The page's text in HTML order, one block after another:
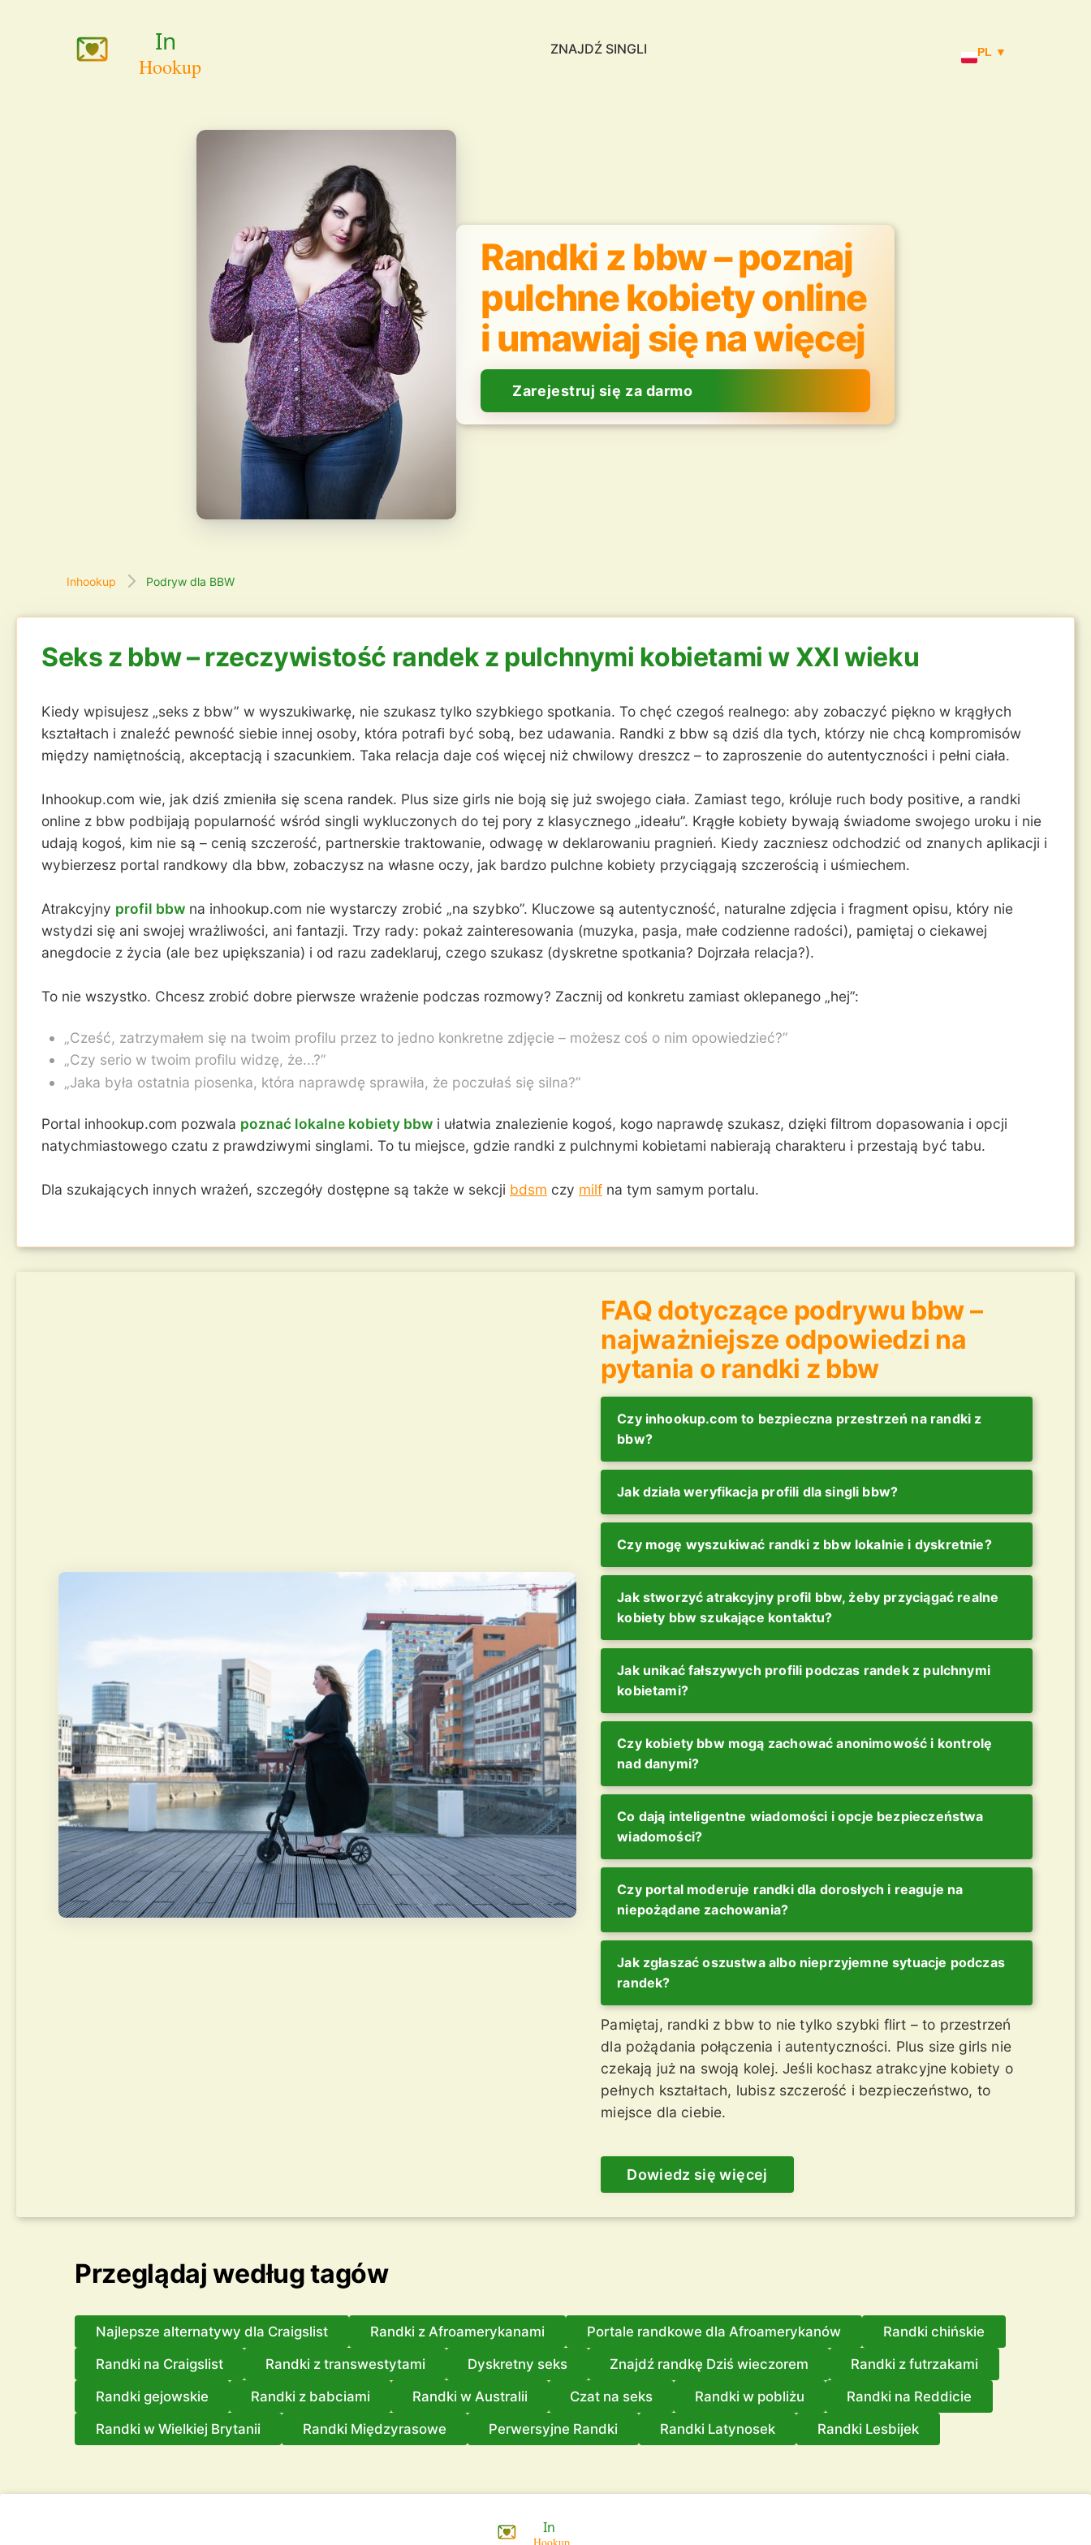
ZNAJDŹ SINGLI PL ▼
Randki z bbw – poznaj
pulchne kobiety online
i umawiaj się na więcej
Zarejestruj się za darmo
Inhookup Podryw dla BBW
Seks z bbw – rzeczywistość randek z pulchnymi kobietami w XXI wieku
Kiedy wpisujesz „seks z bbw” w wyszukiwarkę, nie szukasz tylko szybkiego spotkania. To chęć czegoś realnego: aby zobaczyć piękno w krągłych
kształtach i znaleźć pewność siebie innej osoby, która potrafi być sobą, bez udawania. Randki z bbw są dziś dla tych, którzy nie chcą kompromisów
między namiętnością, akceptacją i szacunkiem. Taka relacja daje coś więcej niż chwilowy dreszcz – to zaproszenie do autentyczności i pełni ciała.
Inhookup.com wie, jak dziś zmieniła się scena randek. Plus size girls nie boją się już swojego ciała. Zamiast tego, króluje ruch body positive, a randki
online z bbw podbijają popularność wśród singli wykluczonych do tej pory z klasycznego „ideału”. Krągłe kobiety bywają świadome swojego uroku i nie
udają kogoś, kim nie są – cenią szczerość, partnerskie traktowanie, odwagę w deklarowaniu pragnień. Kiedy zaczniesz odchodzić od znanych aplikacji i
wybierzesz portal randkowy dla bbw, zobaczysz na własne oczy, jak bardzo pulchne kobiety przyciągają szczerością i uśmiechem.
Atrakcyjny profil bbw na inhookup.com nie wystarczy zrobić „na szybko”. Kluczowe są autentyczność, naturalne zdjęcia i fragment opisu, który nie
wstydzi się ani swojej wrażliwości, ani fantazji. Trzy rady: pokaż zainteresowania (muzyka, pasja, małe codzienne radości), pamiętaj o ciekawej
anegdocie z życia (ale bez upiększania) i od razu zadeklaruj, czego szukasz (dyskretne spotkania? Dojrzała relacja?).
To nie wszystko. Chcesz zrobić dobre pierwsze wrażenie podczas rozmowy? Zacznij od konkretu zamiast oklepanego „hej”:
„Cześć, zatrzymałem się na twoim profilu przez to jedno konkretne zdjęcie – możesz coś o nim opowiedzieć?”
„Czy serio w twoim profilu widzę, że...?”
„Jaka była ostatnia piosenka, która naprawdę sprawiła, że poczułaś się silna?”
Portal inhookup.com pozwala poznać lokalne kobiety bbw i ułatwia znalezienie kogoś, kogo naprawdę szukasz, dzięki filtrom dopasowania i opcji
natychmiastowego czatu z prawdziwymi singlami. To tu miejsce, gdzie randki z pulchnymi kobietami nabierają charakteru i przestają być tabu.
Dla szukających innych wrażeń, szczegóły dostępne są także w sekcji bdsm czy milf na tym samym portalu.
FAQ dotyczące podrywu bbw –
najważniejsze odpowiedzi na
pytania o randki z bbw
Czy inhookup.com to bezpieczna przestrzeń na randki z
bbw?
Jak działa weryfikacja profili dla singli bbw?
Czy mogę wyszukiwać randki z bbw lokalnie i dyskretnie?
Jak stworzyć atrakcyjny profil bbw, żeby przyciągać realne
kobiety bbw szukające kontaktu?
Jak unikać fałszywych profili podczas randek z pulchnymi
kobietami?
Czy kobiety bbw mogą zachować anonimowość i kontrolę
nad danymi?
Co dają inteligentne wiadomości i opcje bezpieczeństwa
wiadomości?
Czy portal moderuje randki dla dorosłych i reaguje na
niepożądane zachowania?
Jak zgłaszać oszustwa albo nieprzyjemne sytuacje podczas
randek?
Pamiętaj, randki z bbw to nie tylko szybki flirt – to przestrzeń
dla pożądania połączenia i autentyczności. Plus size girls nie
czekają już na swoją kolej. Jeśli kochasz atrakcyjne kobiety o
pełnych kształtach, lubisz szczerość i bezpieczeństwo, to
miejsce dla ciebie.
Dowiedz się więcej
Przeglądaj według tagów
Najlepsze alternatywy dla Craigslist Randki z Afroamerykanami Portale randkowe dla Afroamerykanów
Randki chińskie
Randki na Craigslist
Randki z transwestytami Dyskretny seks Znajdź randkę Dziś wieczorem
Randki z futrzakami
Randki gejowskie
Randki z babciami Randki w Australii Czat na seks Randki w pobliżu
Randki na Reddicie
Randki w Wielkiej Brytanii
Randki Międzyrasowe Perwersyjne Randki Randki Latynosek Randki Lesbijek